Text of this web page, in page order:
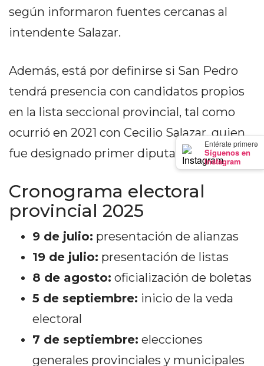
×
Entérate primero
Síguenos en
Instagram
DE
PERGAMINO
TIENDA
GRATIS
SUPLEMENTOS
DEPORTIVOS
PERGAMINO:
COMPRAR
PROTEÍNA,
Y
CON
ASESORAMIENTO
PROFESIONAL
CHANGUITO.COM.AR
según informaron fuentes cercanas al
intendente Salazar.
Además, está por definirse si San Pedro
tendrá presencia con candidatos propios
en la lista seccional provincial, tal como
ocurrió en 2021 con Cecilio Salazar, quien
fue designado primer diputado suplente.
Cronograma electoral
provincial 2025
9 de julio: presentación de alianzas
19 de julio: presentación de listas
8 de agosto: oficialización de boletas
5 de septiembre: inicio de la veda
electoral
7 de septiembre: elecciones
generales provinciales y municipales